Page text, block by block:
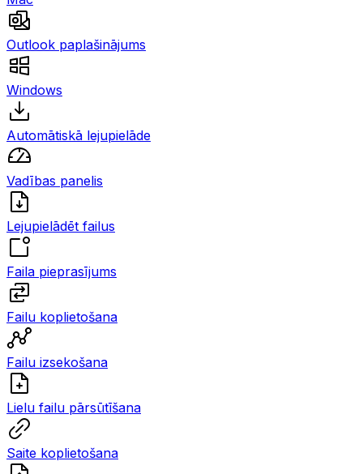
Outlook paplašinājums
Windows
Automātiskā lejupielāde
Vadības panelis
Lejupielādēt failus
Faila pieprasījums
Failu koplietošana
Failu izsekošana
Lielu failu pārsūtīšana
Saite koplietošana